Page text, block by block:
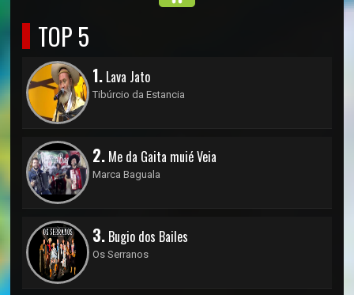
TOP 5
1. Lava Jato
Tibúrcio da Estancia
2. Me da Gaita muié Veia
Marca Baguala
3. Bugio dos Bailes
Os Serranos